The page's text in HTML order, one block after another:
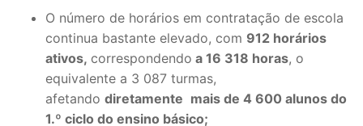
O número de horários em contratação de escola
continua bastante elevado, com 912 horários
ativos, correspondendo a 16 318 horas, o
equivalente a 3 087 turmas,
afetando diretamente mais de 4 600 alunos do
1.º ciclo do ensino básico;